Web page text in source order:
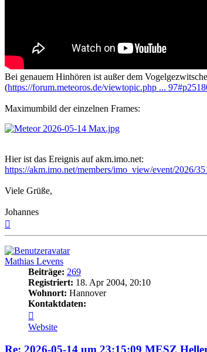
Bei genauem Hinhören ist außer dem
(https://forum.meteoros.de/viewtopic.php ...
Maximumbild der einzelnen Frames:
Hier ist das Ereignis auf akm.imo.net:
https://akm.imo.net/members/imo_view/event/2026/
Viele Grüße,
Johannes
Mathias Levens
Beiträge: 269
Registriert: 18. Apr 2004, 20:10
Wohnort: Hannover
Kontaktdaten:
von
Mathias
Levens
Website